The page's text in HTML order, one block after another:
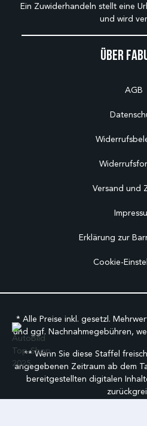
Über
AGB
Versand und
Erklärung zur
Cookie-
Ein Zuwiderhandeln stellt eine
und wird
* Alle Preise inkl. gesetzl.
und ggf. Nachnahmegebühren,
** Wenn Sie diese Staffel
angegebenen Zeitraum ab dem
bereitgestellten digitalen